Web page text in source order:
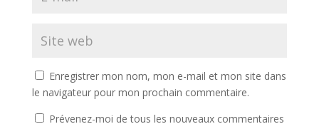
Enregistrer mon nom, mon e-mail et mon site dans
le navigateur pour mon prochain commentaire.
Prévenez-moi de tous les nouveaux commentaires